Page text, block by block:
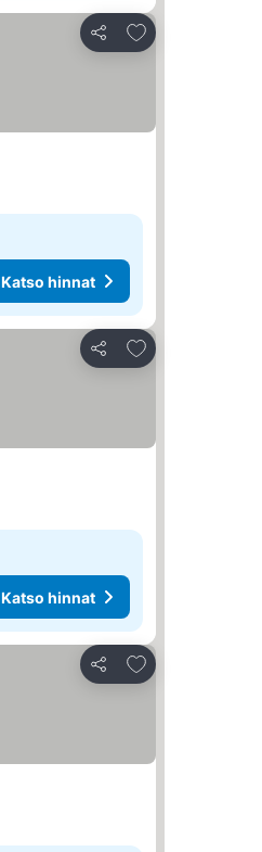
Jaa
Lisää suosikkeihin
Katso hinnat
Jaa
Lisää suosikkeihin
Katso hinnat
Jaa
Lisää suosikkeihin